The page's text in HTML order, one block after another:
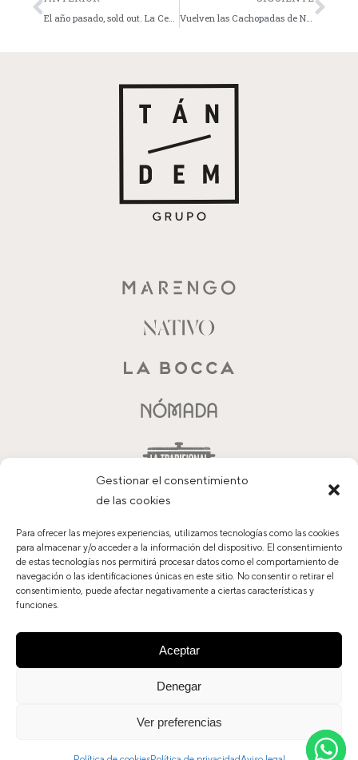
Gestionar el consentimiento
de las cookies
Para ofrecer las mejores experiencias, utilizamos tecnologías como las cookies
para almacenar y/o acceder a la información del dispositivo. El consentimiento
de estas tecnologías nos permitirá procesar datos como el comportamiento de
navegación o las identificaciones únicas en este sitio. No consentir o retirar el
consentimiento, puede afectar negativamente a ciertas características y
funciones.
Aceptar
Denegar
Ver preferencias
El año pasado, sold out. La Cena en Blanco vuelve a Marengo. Vuelven las Cachopadas de Nativo: el plan de verano para comer cachopo en Zaragoza
Contacto
Política de privacidad
Aviso legal
© Tándem Grupo Hostelero, S.L. 2020. Todos los derechos